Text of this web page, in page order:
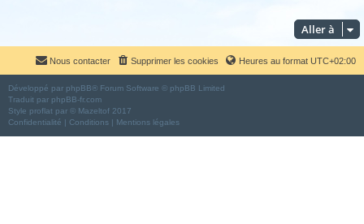
Aller à
Heures au format UTC+02:00
Supprimer les cookies
Nous contacter
Développé par phpBB® Forum Software © phpBB Limited
Traduit par phpBB-fr.com
Style proflat par © Mazeltof 2017
Confidentialité | Conditions | Mentions légales